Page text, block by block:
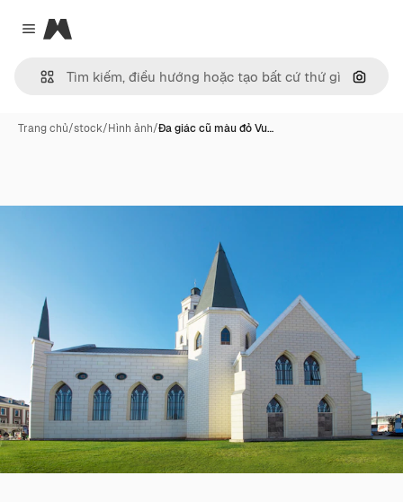
Close menu
Magnific
Tìm
Trang chủ/stock/Hình ảnh/Đa giác cũ màu đỏ Vu…